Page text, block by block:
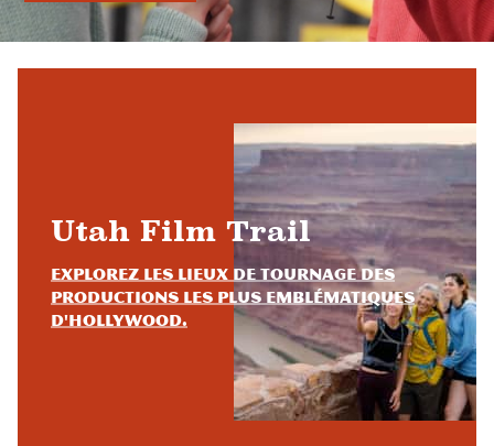
Utah Film Trail
Explorez les lieux de tournage des
productions les plus emblématiques
d'Hollywood.